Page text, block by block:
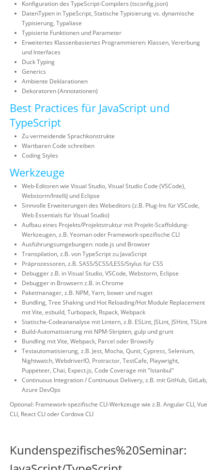
Konfiguration des TypeScript-Compilers (tsconfig.json)
DatenTypen in TypeScript, Statische Typisierung vs. dynamische
Typisierung, Typaliase
Typisierte Funktionen und Parameter
Erweitertes Klassenbasiertes Programmieren: Klassen, Vererbung
und Interfaces
Duck Typing
Generics
Ambiente Deklarationen
Dekoratoren (Annotationen)
Best Practices für JavaScript und
TypeScript
Zu vermeidende Sprachkonstrukte
Wartbaren Code schreiben
Coding Styles
Werkzeuge
Web-Editoren wie Visual Studio, Visual Studio Code (VSCode),
Webstorm/IntelliJ und Eclipse
Sinnvolle Erweiterungen des Webeditors (z.B. Plug-Ins für VSCode,
Web Essentials für Visual Studio)
Aufbau eines Projekts/Projektstruktur mit Projekt-Scaffoldung-
Werkzeugen, z.B. Yeoman oder Framework-spezifische CLI
Ausführungsumgebungen: node.js und Browser
Transpilation, z.B. von TypeScript zu JavaScript
Präprozessoren, z.B. SASS/SCSS/LESS/Stylus für CSS
Debugger z.B. in Visual Studio, VSCode, Webstorm, Eclipse
Debugger in Browsern z.B. in Chrome
Paketmanager, z.B. NPM, Yarn, bower und nuget
Bundling, Tree Shaking und Hot Reloading/Hot Module Replacement
mit Vite, esbuild, Turbopack, Rspack, Webpack
Statische-Codeananalyse mit Lintern, z.B. ESLint, JSLint, JSHint, TSLint
Build-Automatisierung mit NPM-Skripten, gulp und grunt
Bundling mit Vite, Webpack, Parcel oder Browsify
Testautomatisierung, z.B. Jest, Mocha, Qunit, Cypress, Selenium,
Nightwatch, WebdriverIO, Protractor, TestCafe, Playwright,
Puppeteer, Chai, Expect.js, Code Coverage mit "Istanbul"
Continuous Integration / Continuous Delivery, z.B. mit GitHub, GitLab,
Azure DevOps
Optional: Framework-spezifische CLI-Werkzeuge wie z.B. Angular CLI, Vue
CLI, React CLI oder Cordova CLI
Kundenspezifisches%20Seminar: